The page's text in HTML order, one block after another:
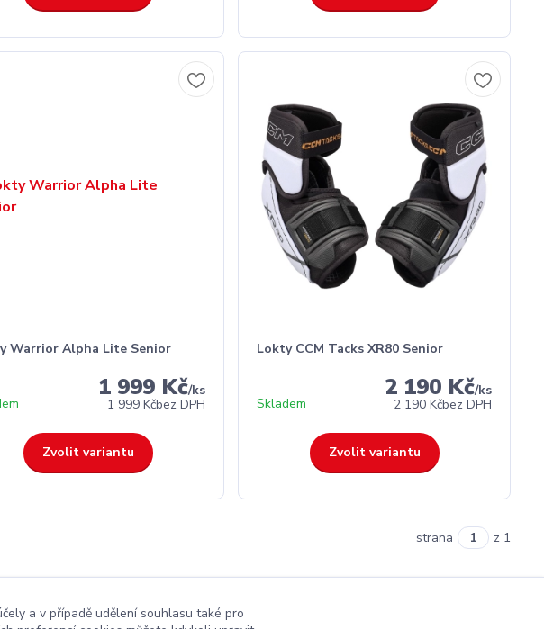
Warrior Alpha Lite Senior
1 999 Kč/ks
1 999 Kčbez DPH
Zvolit variantu
Lokty CCM Tacks XR80 Senior
2 190 Kč/ks
2 190 Kčbez DPH
Skladem
Zvolit variantu
strana z 1
a v případě udělení souhlasu také pro